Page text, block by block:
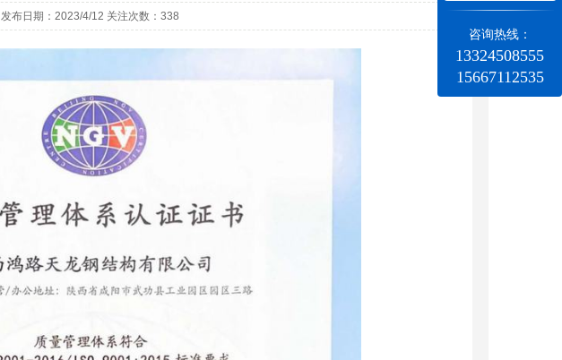
发布日期：2023/4/12 关注次数：338
咨询热线：
13324508555
15667112535